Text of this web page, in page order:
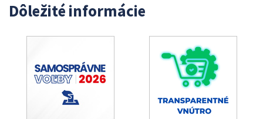
Dôležité informácie